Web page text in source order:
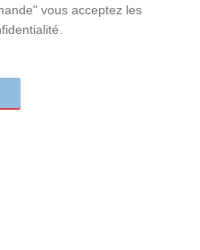
vous acceptez les